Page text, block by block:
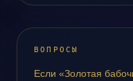
ВОПРОСЫ
Если «Золотая